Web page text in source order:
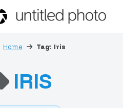
Home Tag: Iris
IRIS